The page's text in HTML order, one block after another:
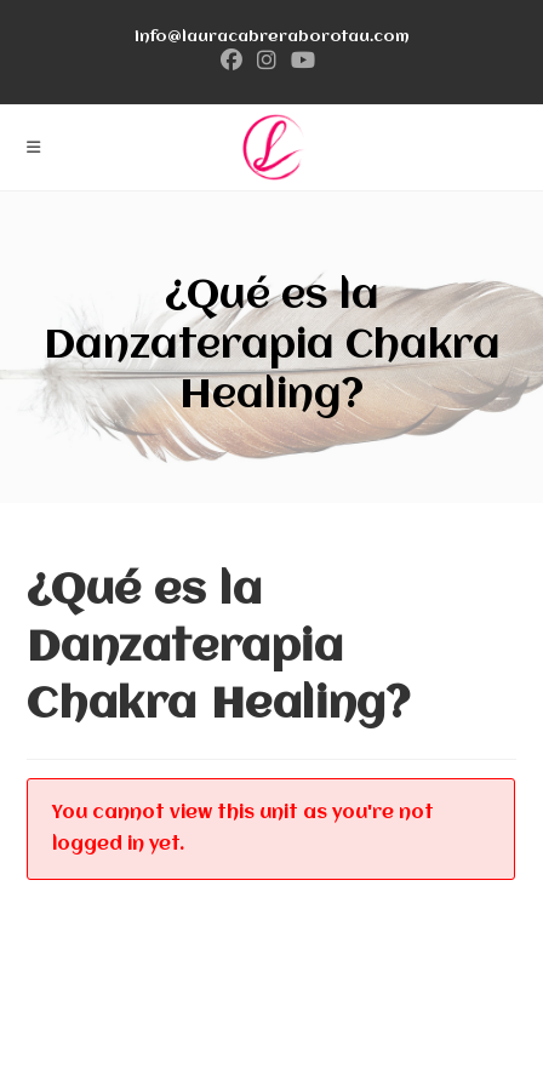
info@lauracabreraborotau.com
¿Qué es la
Danzaterapia Chakra
Healing?
¿Qué es la
Danzaterapia
Chakra Healing?
You cannot view this unit as you're not
logged in yet.